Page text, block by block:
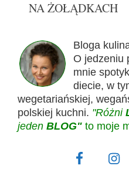
NA ŻOŁĄDKACH
Bloga
O jedzeniu
mnie
diecie, w
wegetariańskiej,
polskiej kuchni. "Różni
jeden BLOG" to moje